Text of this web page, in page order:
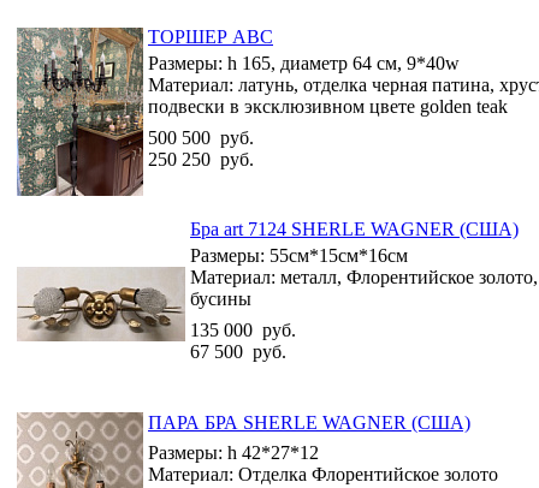
ТОРШЕР ABC
Размеры: h 165, диаметр 64 см, 9*40w
Материал: латунь, отделка черная патина,
подвески в эксклюзивном цвете golden teak
500 500 руб.
250 250 руб.
Бра art 7124 SHERLE WAGNER (США)
Размеры: 55см*15см*16см
Материал: металл, Флорентийское
бусины
135 000 руб.
67 500 руб.
ПАРА БРА SHERLE WAGNER (США)
Размеры: h 42*27*12
Материал: Отделка Флорентийское золото